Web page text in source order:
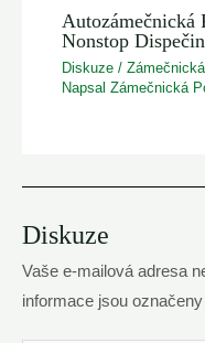
Autozámečnická
Nonstop
Diskuze /
NapsalZámečnická
Diskuze
Vaše e-mailová adresa
informace jsou označeny